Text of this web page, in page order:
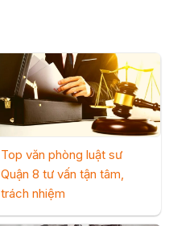
Top văn phòng luật sư
Quận 8 tư vấn tận tâm,
trách nhiệm